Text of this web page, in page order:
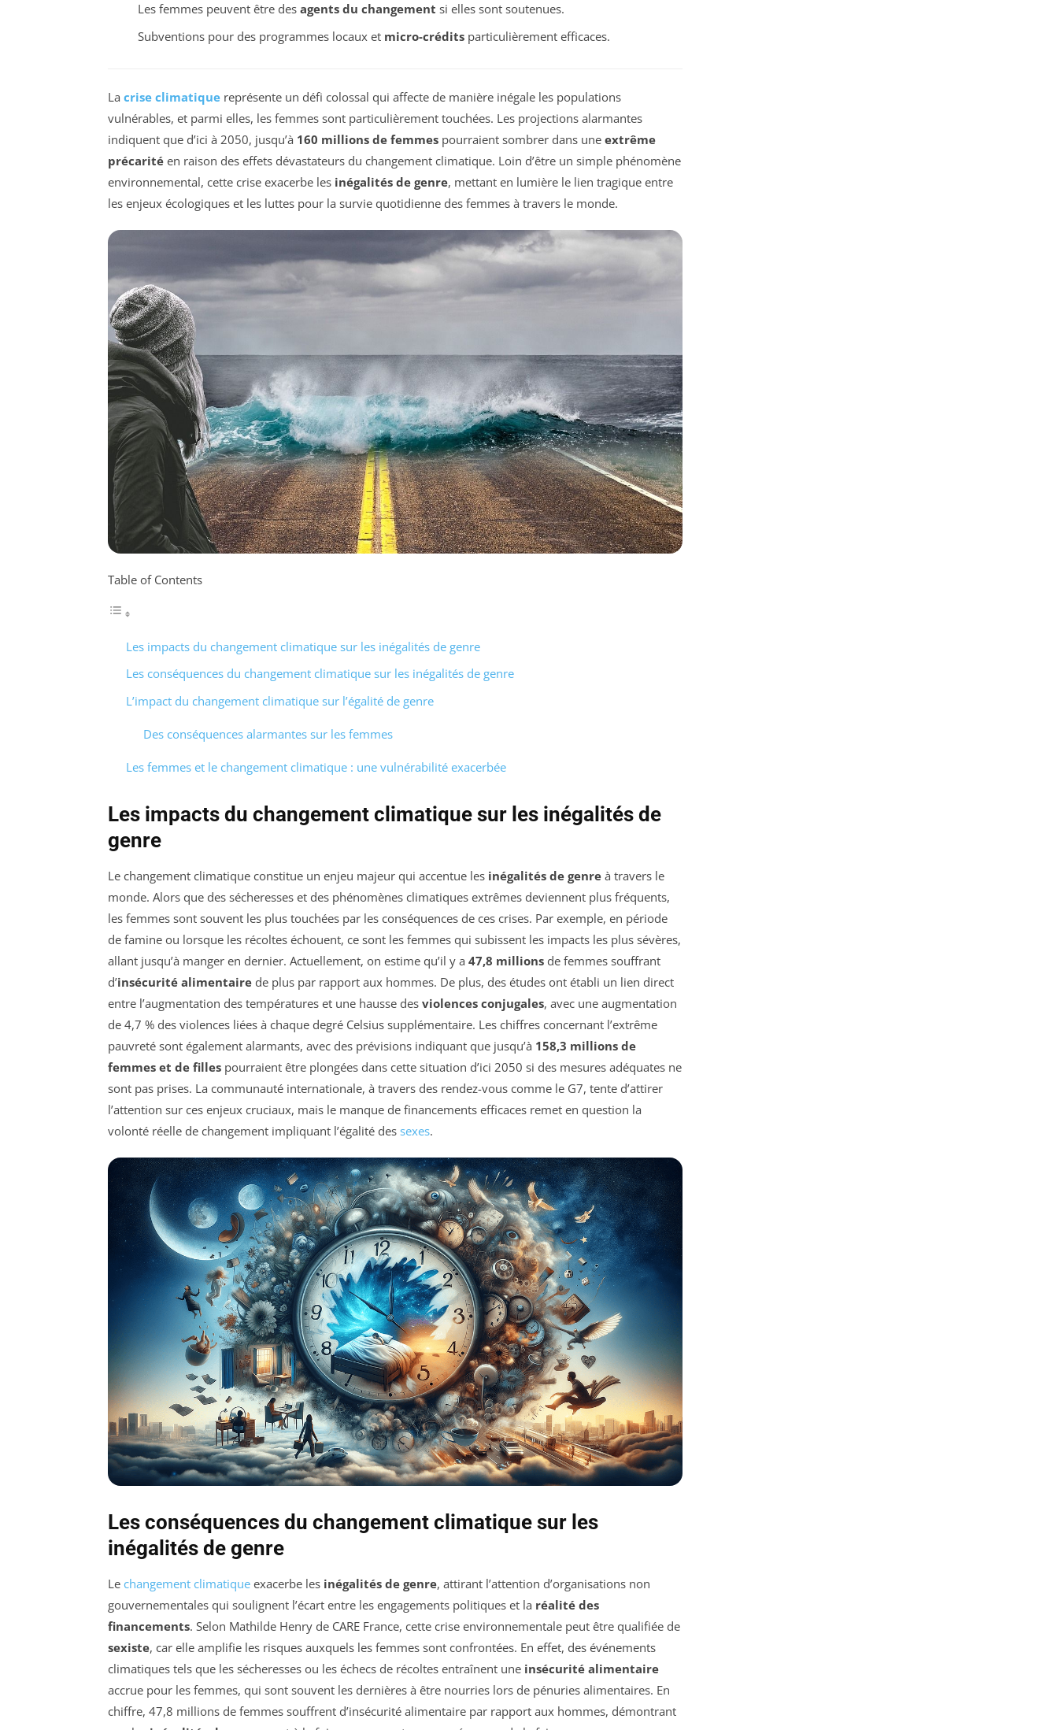
Les femmes peuvent être des agents du changement si elles sont soutenues.
Subventions pour des programmes locaux et micro-créditsparticulièrement efficaces.
La crise climatique représente un défi colossal qui affecte de manière inégale les populations
vulnérables, et parmi elles, les femmes sont particulièrement touchées. Les projections alarmantes
indiquent que d’ici à 2050, jusqu’à 160 millions de femmes pourraient sombrer dans une extrême
précarité en raison des effets dévastateurs du changement climatique. Loin d’être un simple phénomène
environnemental, cette crise exacerbe les inégalités de genre, mettant en lumière le lien tragique entre
les enjeux écologiques et les luttes pour la survie quotidienne des femmes à travers le monde.
Table of Contents
Les impacts du changement climatique sur les inégalités de genre
Les conséquences du changement climatique sur les inégalités de genre
L’impact du changement climatique sur l’égalité de genre
Des conséquences alarmantes sur les femmes
Les femmes et le changement climatique : une vulnérabilité exacerbée
Les impacts du changement climatique sur les inégalités de
genre
Le changement climatique constitue un enjeu majeur qui accentue les inégalités de genre à travers le
monde. Alors que des sécheresses et des phénomènes climatiques extrêmes deviennent plus fréquents,
les femmes sont souvent les plus touchées par les conséquences de ces crises. Par exemple, en période
de famine ou lorsque les récoltes échouent, ce sont les femmes qui subissent les impacts les plus sévères,
allant jusqu’à manger en dernier. Actuellement, on estime qu’il y a 47,8 millions de femmes souffrant
d’insécurité alimentaire de plus par rapport aux hommes. De plus, des études ont établi un lien direct
entre l’augmentation des températures et une hausse des violences conjugales, avec une augmentation
de 4,7 % des violences liées à chaque degré Celsius supplémentaire. Les chiffres concernant l’extrême
pauvreté sont également alarmants, avec des prévisions indiquant que jusqu’à 158,3 millions de
femmes et de filles pourraient être plongées dans cette situation d’ici 2050 si des mesures adéquates ne
sont pas prises. La communauté internationale, à travers des rendez-vous comme le G7, tente d’attirer
l’attention sur ces enjeux cruciaux, mais le manque de financements efficaces remet en question la
volonté réelle de changement impliquant l’égalité des sexes.
Les conséquences du changement climatique sur les
inégalités de genre
Le changement climatique exacerbe les inégalités de genre, attirant l’attention d’organisations non
gouvernementales qui soulignent l’écart entre les engagements politiques et la réalité des
financements. Selon Mathilde Henry de CARE France, cette crise environnementale peut être qualifiée de
sexiste, car elle amplifie les risques auxquels les femmes sont confrontées. En effet, des événements
climatiques tels que les sécheresses ou les échecs de récoltes entraînent une insécurité alimentaire
accrue pour les femmes, qui sont souvent les dernières à être nourries lors de pénuries alimentaires. En
chiffre, 47,8 millions de femmes souffrent d’insécurité alimentaire par rapport aux hommes, démontrant